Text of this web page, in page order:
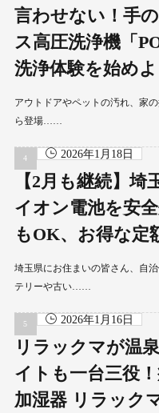
言わせない！手
ス高圧洗浄機「
洗浄体験を始めよ
アウトドアやペットの汚れ、家
ら登場……
2026年1月18日
【2月も継続】
イオン電池を安
もOK、お得な定
埼玉県にお住まいの皆さん、自
テリーや古い……
2026年1月16日
リラックマが温
イトも一台三役
加湿器 リラック